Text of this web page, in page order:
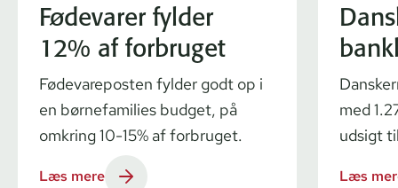
Fødevarer fylder
12% af forbruget
Fødevareposten fylder godt op i
en børnefamilies budget, på
omkring 10-15% af forbruget.
Læs mere
med
udsigt
Læs